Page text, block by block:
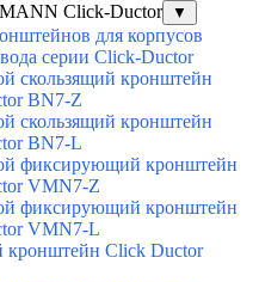
Click-Ductor
▼
для корпусов
серии Click-Ductor
скользящий кронштейн
BN7-Z
скользящий кронштейн
BN7-L
фиксирующий кронштейн
VMN7-Z
фиксирующий кронштейн
VMN7-L
Click Ductor